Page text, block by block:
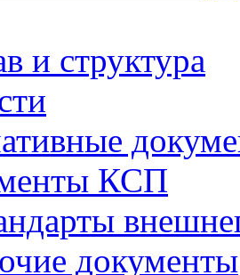
и структура
КСП
документы